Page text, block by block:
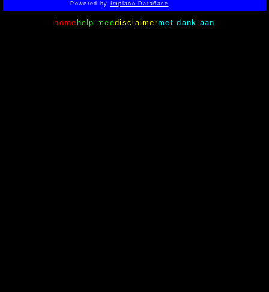
Powered byImplano Data6ase
home help meedisclaimermet dank aan